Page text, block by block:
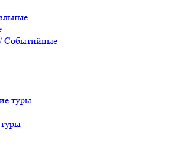
Событийные
туры